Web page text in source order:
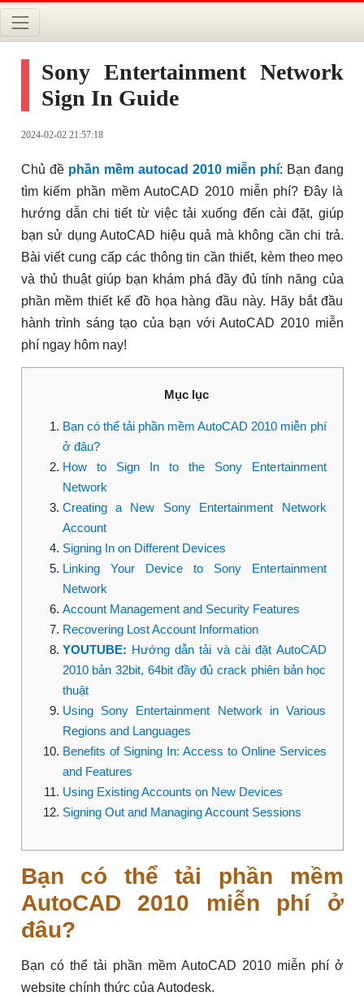
Sony Entertainment Network
Sign In Guide
2024-02-02 21:57:18
Chủ đề phần mềm autocad 2010 miễn phí: Bạn đang
tìm kiếm phần mềm AutoCAD 2010 miễn phí? Đây là
hướng dẫn chi tiết từ việc tải xuống đến cài đặt, giúp
bạn sử dụng AutoCAD hiệu quả mà không cần chi trả.
Bài viết cung cấp các thông tin cần thiết, kèm theo mẹo
và thủ thuật giúp bạn khám phá đầy đủ tính năng của
phần mềm thiết kế đồ họa hàng đầu này. Hãy bắt đầu
hành trình sáng tạo của bạn với AutoCAD 2010 miễn
phí ngay hôm nay!
Mục lục
Bạn có thể tải phần mềm AutoCAD 2010 miễn phí
ở đâu?
How to Sign In to the Sony Entertainment
Network
Creating a New Sony Entertainment Network
Account
Signing In on Different Devices
Linking Your Device to Sony Entertainment
Network
Account Management and Security Features
Recovering Lost Account Information
YOUTUBE: Hướng dẫn tải và cài đặt AutoCAD
2010 bản 32bit, 64bit đầy đủ crack phiên bản học
thuật
Using Sony Entertainment Network in Various
Regions and Languages
Benefits of Signing In: Access to Online Services
and Features
Using Existing Accounts on New Devices
Signing Out and Managing Account Sessions
Bạn có thể tải phần mềm
AutoCAD 2010 miễn phí ở
đâu?
Bạn có thể tải phần mềm AutoCAD 2010 miễn phí ở
website chính thức của Autodesk.